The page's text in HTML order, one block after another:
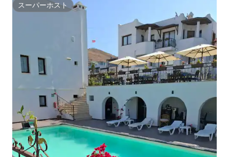
スーパーホスト
スーパーホスト